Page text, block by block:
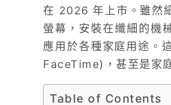
在 2026 年上市。雖然
螢幕，安裝在纖細的機
應用於各種家庭用途。
FaceTime)，甚至是家
Table of Contents